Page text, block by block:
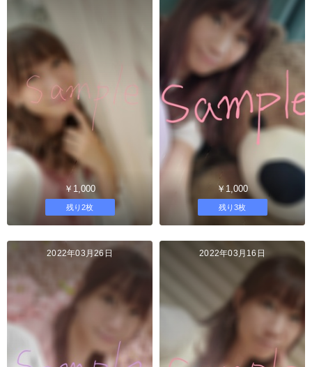
￥1,000
残り2枚
￥1,000
残り3枚
2022年03月26日 2022年03月16日